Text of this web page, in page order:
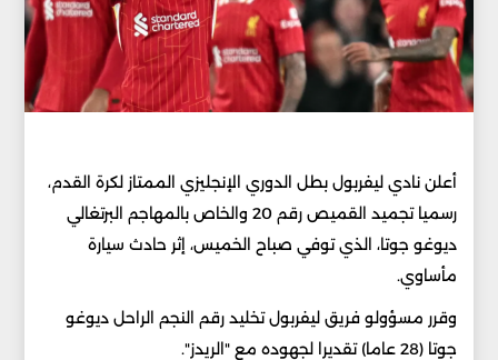
أعلن نادي ليفربول بطل الدوري الإنجليزي الممتاز لكرة القدم،
رسميا تجميد القميص رقم 20 والخاص بالمهاجم البرتغالي
ديوغو جوتا، الذي توفي صباح الخميس، إثر حادث سيارة
مأساوي.
وقرر مسؤولو فريق ليفربول تخليد رقم النجم الراحل ديوغو
جوتا (28 عاما) تقديرا لجهوده مع "الريدز".